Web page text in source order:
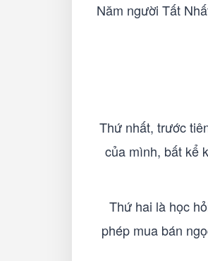
Năm người Tất
Thứ nhất, trước
của mình, bất kể
Thứ hai là học
phép mua bán